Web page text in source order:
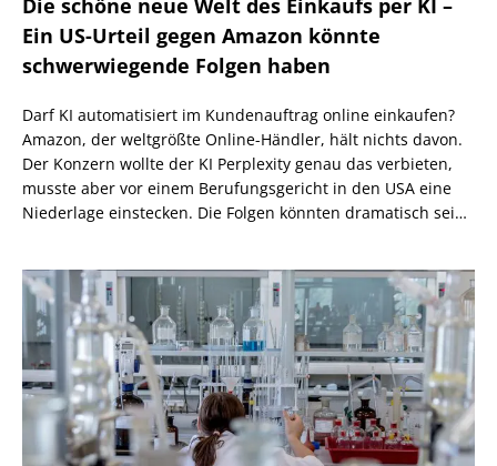
Ein US-Urteil gegen Amazon könnte
schwerwiegende Folgen haben
Darf KI automatisiert im Kundenauftrag online einkaufen?
Amazon, der weltgrößte Online-Händler, hält nichts davon.
Der Konzern wollte der KI Perplexity genau das verbieten,
musste aber vor einem Berufungsgericht in den USA eine
Niederlage einstecken. Die Folgen könnten dramatisch sein,